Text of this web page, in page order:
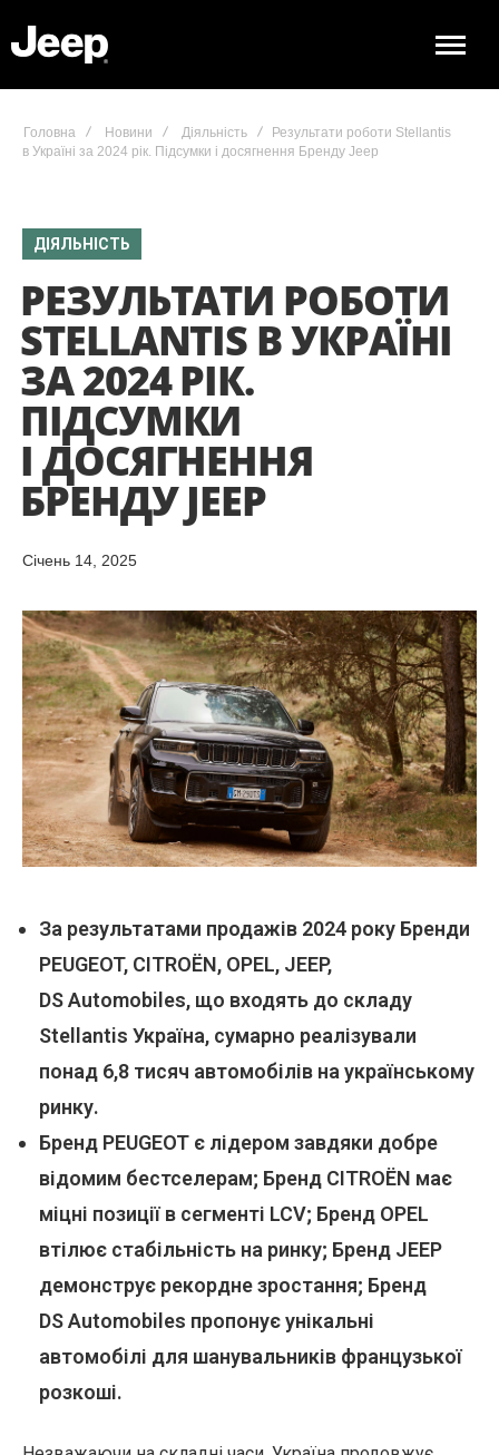
Головна Новини Діяльність
Результати роботи Stellantis
в Україні за 2024 рік. Підсумки і досягнення Бренду Jeep
ДІЯЛЬНІСТЬ
РЕЗУЛЬТАТИ РОБОТИ
STELLANTIS В УКРАЇНІ
ЗА 2024 РІК.
ПІДСУМКИ
І ДОСЯГНЕННЯ
БРЕНДУ JEEP
Cічень 14, 2025
За результатами продажів 2024 року Бренди
PEUGEOT, CITROЁN, OPEL, JEEP,
DS Automobiles, що входять до складу
Stellantis Україна, сумарно реалізували
понад 6,8 тисяч автомобілів на українському
ринку.
Бренд PEUGEOT є лідером завдяки добре
відомим бестселерам; Бренд CITROЁN має
міцні позиції в сегменті LCV; Бренд OPEL
втілює стабільність на ринку; Бренд JEEP
демонструє рекордне зростання; Бренд
DS Automobiles пропонує унікальні
автомобілі для шанувальників французької
розкоші.